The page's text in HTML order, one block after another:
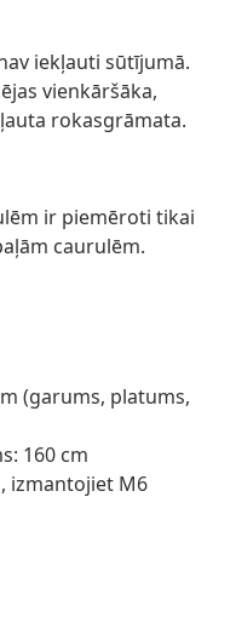
iekļauti sūtījumā.
vienkāršāka,
rokasgrāmata.
ir piemēroti tikai
caurulēm.
(garums, platums,
160 cm
izmantojiet M6